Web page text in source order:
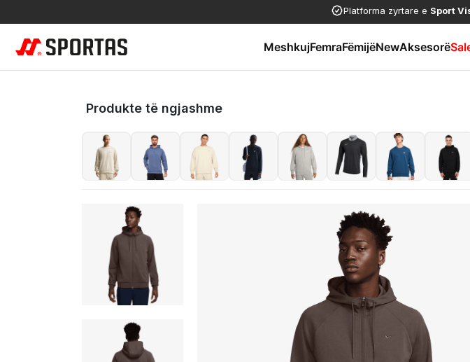
Platforma zyrtare e Sport
MeshkujFemraFëmijëNewAksesorë
Produkte të ngjashme